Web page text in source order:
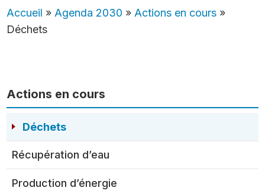
Accueil » Agenda 2030 » Actions en cours »
Déchets
Actions en cours
Déchets
Récupération d’eau
Production d’énergie